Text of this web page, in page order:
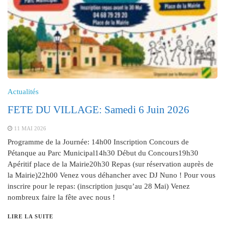
Actualités
FETE DU VILLAGE: Samedi 6 Juin 2026
11 MAI 2026
Programme de la Journée: 14h00 Inscription Concours de
Pétanque au Parc Municipal14h30 Début du Concours19h30
Apéritif place de la Mairie20h30 Repas (sur réservation auprès de
la Mairie)22h00 Venez vous déhancher avec DJ Nuno ! Pour vous
inscrire pour le repas: (inscription jusqu’au 28 Mai) Venez
nombreux faire la fête avec nous !
LIRE LA SUITE